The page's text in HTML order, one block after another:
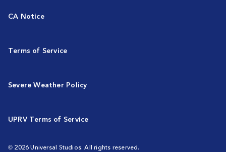
CA Notice
Terms of Service
Severe Weather Policy
UPRV Terms of Service
© 2026 Universal Studios. All rights reserved.